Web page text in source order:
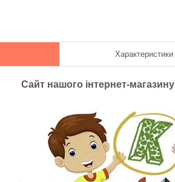
Характеристики
Сайт нашого інтернет-магазину